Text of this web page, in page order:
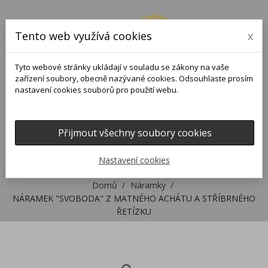
Domů
Náramky
NÁRAMEK "SVOBODA" Z MATNÉHO ACHÁTU A STŘÍBRNÉHO
ŘETÍZKU
Tento web využívá cookies x
Tyto webové stránky ukládají v souladu se zákony na vaše
zařízení soubory, obecně nazývané cookies. Odsouhlaste prosím
nastavení cookies souborů pro použití webu.
Přijmout všechny soubory cookies
Nastavení cookies